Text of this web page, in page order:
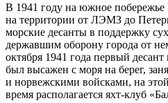
В 1941 году на южное побережье
на территории от ЛЭМЗ до
морские десанты в поддержку
державшим оборону города от
октября 1941 года первый
был высажен с моря на берег,
и норвежскими войсками, на
время располагается яхт-клуб